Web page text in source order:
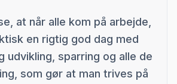
at når alle kom på arbejde,
en rigtig god dag med
udvikling, sparring og alle de
som gør at man trives på